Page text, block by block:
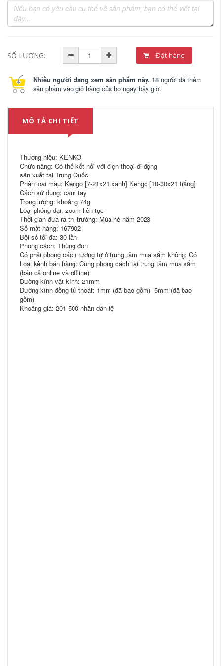
SỐ LƯỢNG: Đặt hàng
Nhiều người đang xem sản phẩm này. 18 người đã thêm
sản phẩm vào giỏ hàng của họ ngay bây giờ.
MÔ TẢ CHI TIẾT
Thương hiệu: KENKO
Chức năng: Có thể kết nối với điện thoại di động
sản xuất tại Trung Quốc
Phân loại màu: Kengo [7-21x21 xanh] Kengo [10-30x21 trắng]
Cách sử dụng: cầm tay
Trọng lượng: khoảng 74g
Loại phóng đại: zoom liên tục
Thời gian đưa ra thị trường: Mùa hè năm 2023
Số mặt hàng: 167902
Bội số tối đa: 30 lần
Phong cách: Thùng đơn
Có phải phong cách tương tự ở trung tâm mua sắm không: Có
Loại kênh bán hàng: Cùng phong cách tại trung tâm mua sắm
(bán cả online và offline)
Đường kính vật kính: 21mm
Đường kính đồng tử thoát: 1mm (đã bao gồm) -5mm (đã bao
gồm)
Khoảng giá: 201-500 nhân dân tệ